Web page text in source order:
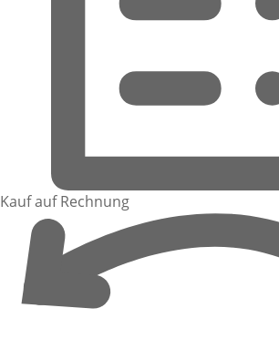
Kauf auf Rechnung